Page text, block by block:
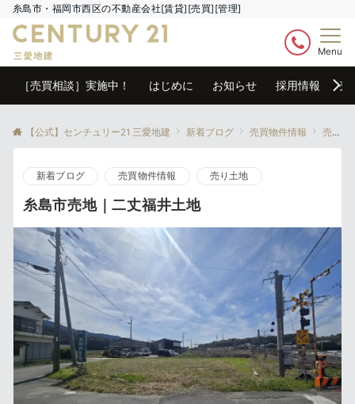
糸島市・福岡市西区の不動産会社[賃貸][売買][管理]
Menu
［売買相談］実施中！ はじめに お知らせ 採用情報 売
【公式】センチュリー21 三愛地建 新着ブログ 売買物件情報 売り土地
新着ブログ 売買物件情報 売り土地
糸島市売地｜二丈福井土地